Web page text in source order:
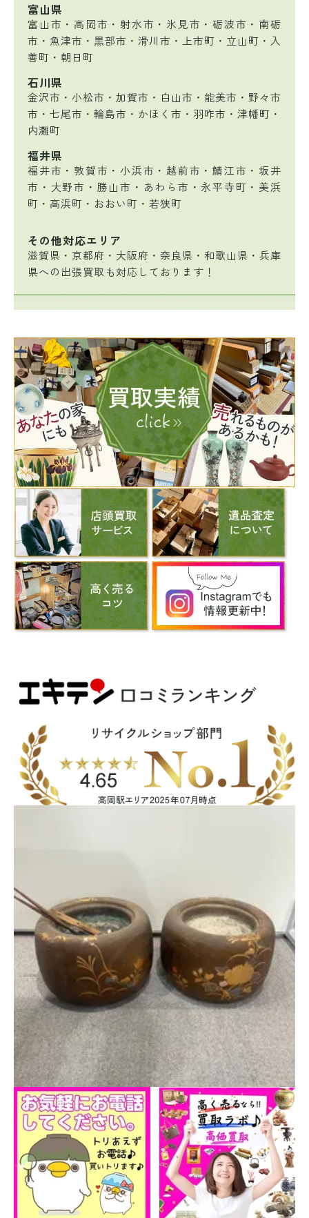
富山県
富山市・高岡市・射水市・氷見市・砺波市・南砺
市・魚津市・黒部市・滑川市・上市町・立山町・入
善町・朝日町
石川県
金沢市・小松市・加賀市・白山市・能美市・野々市
市・七尾市・輪島市・かほく市・羽咋市・津幡町・
内灘町
福井県
福井市・敦賀市・小浜市・越前市・鯖江市・坂井
市・大野市・勝山市・あわら市・永平寺町・美浜
町・高浜町・おおい町・若狭町
その他対応エリア
滋賀県・京都府・大阪府・奈良県・和歌山県・兵庫
県への出張買取も対応しております！